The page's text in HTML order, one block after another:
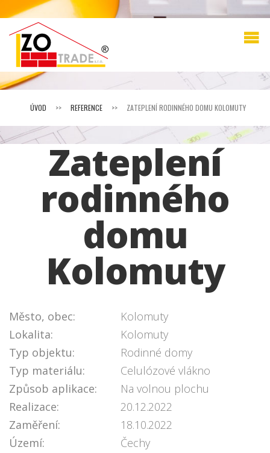
ÚVOD >> REFERENCE >> ZATEPLENÍ RODINNÉHO DOMU KOLOMUTY
Zateplení
rodinného
domu
Kolomuty
Město, obec:
Kolomuty
Lokalita:
Kolomuty
Typ objektu:
Rodinné domy
Typ materiálu:
Celulózové vlákno
Způsob aplikace:
Na volnou plochu
Realizace:
20.12.2022
Zaměření:
18.10.2022
Území:
Čechy